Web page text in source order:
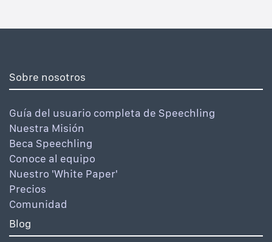
Sobre nosotros
Guía del usuario completa de Speechling
Nuestra Misión
Beca Speechling
Conoce al equipo
Nuestro 'White Paper'
Precios
Comunidad
Blog